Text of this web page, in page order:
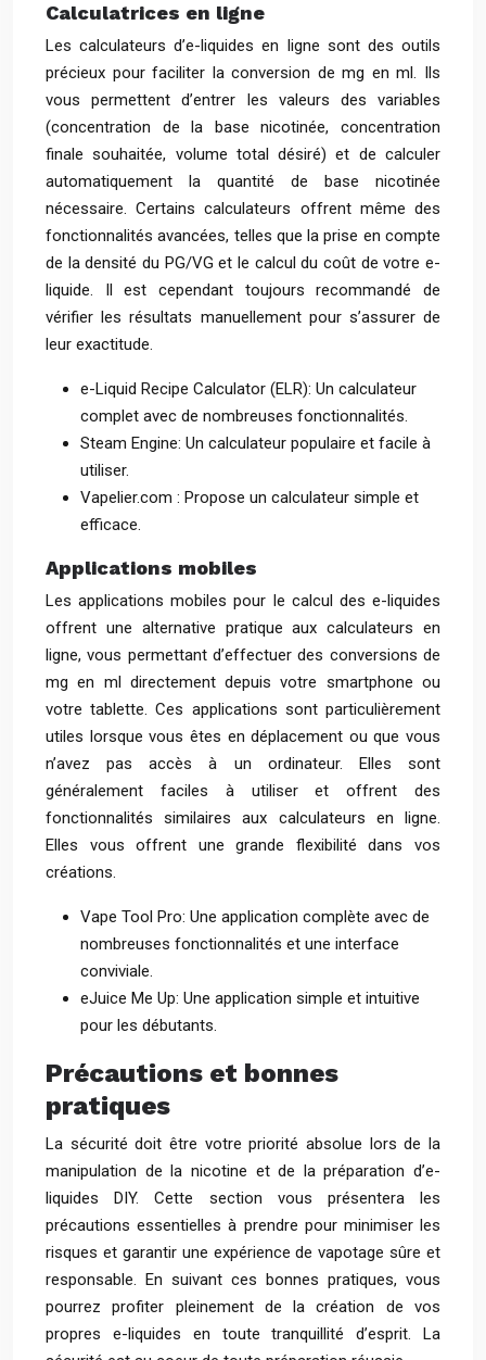
Calculatrices en ligne
Les calculateurs d’e-liquides en ligne sont des outils
précieux pour faciliter la conversion de mg en ml. Ils
vous permettent d’entrer les valeurs des variables
(concentration de la base nicotinée, concentration
finale souhaitée, volume total désiré) et de calculer
automatiquement la quantité de base nicotinée
nécessaire. Certains calculateurs offrent même des
fonctionnalités avancées, telles que la prise en compte
de la densité du PG/VG et le calcul du coût de votre e-
liquide. Il est cependant toujours recommandé de
vérifier les résultats manuellement pour s’assurer de
leur exactitude.
e-Liquid Recipe Calculator (ELR): Un calculateur
complet avec de nombreuses fonctionnalités.
Steam Engine: Un calculateur populaire et facile à
utiliser.
Vapelier.com : Propose un calculateur simple et
efficace.
Applications mobiles
Les applications mobiles pour le calcul des e-liquides
offrent une alternative pratique aux calculateurs en
ligne, vous permettant d’effectuer des conversions de
mg en ml directement depuis votre smartphone ou
votre tablette. Ces applications sont particulièrement
utiles lorsque vous êtes en déplacement ou que vous
n’avez pas accès à un ordinateur. Elles sont
généralement faciles à utiliser et offrent des
fonctionnalités similaires aux calculateurs en ligne.
Elles vous offrent une grande flexibilité dans vos
créations.
Vape Tool Pro: Une application complète avec de
nombreuses fonctionnalités et une interface
conviviale.
eJuice Me Up: Une application simple et intuitive
pour les débutants.
Précautions et bonnes
pratiques
La sécurité doit être votre priorité absolue lors de la
manipulation de la nicotine et de la préparation d’e-
liquides DIY. Cette section vous présentera les
précautions essentielles à prendre pour minimiser les
risques et garantir une expérience de vapotage sûre et
responsable. En suivant ces bonnes pratiques, vous
pourrez profiter pleinement de la création de vos
propres e-liquides en toute tranquillité d’esprit. La